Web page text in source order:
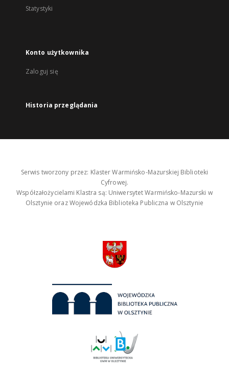
Statystyki
Konto użytkownika
Zaloguj się
Historia przeglądania
Serwis tworzony przez: Klaster Warmińsko-Mazurskiej Biblioteki
Cyfrowej.
Współzałożycielami Klastra są: Uniwersytet Warmińsko-Mazurski w
Olsztynie oraz Wojewódzka Biblioteka Publiczna w Olsztynie